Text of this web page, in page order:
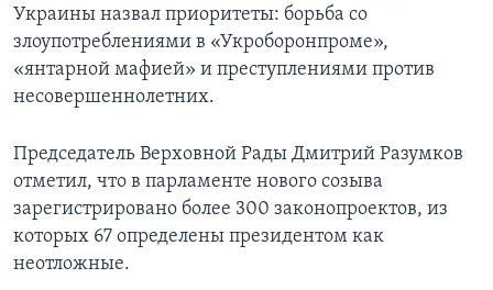
Украины назвал приоритеты: борьба со
злоупотреблениями в «Укроборонпроме»,
«янтарной мафией» и преступлениями против
несовершеннолетних.
Председатель Верховной Рады Дмитрий Разумков
отметил, что в парламенте нового созыва
зарегистрировано более 300 законопроектов, из
которых 67 определены президентом как
неотложные.